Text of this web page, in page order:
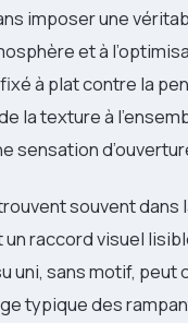
imposer une
et à
à plat contre la
la texture à
sensation
souvent
raccord visuel
uni, sans motif,
typique des